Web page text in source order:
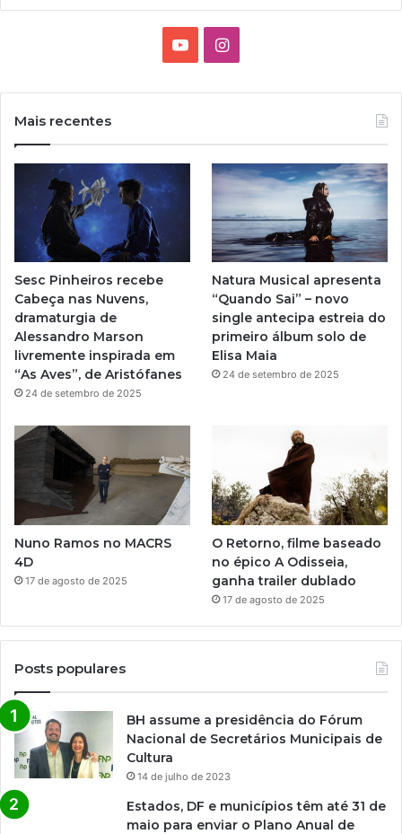
e
I
g
r
a
m
Mais recentes
Sesc Pinheiros recebe
Cabeça nas Nuvens,
dramaturgia de
Alessandro Marson
livremente inspirada em
“As Aves”, de Aristófanes
24 de setembro de 2025
Natura Musical apresenta
“Quando Sai” – novo
single antecipa estreia do
primeiro álbum solo de
Elisa Maia
24 de setembro de 2025
Nuno Ramos no MACRS
4D
17 de agosto de 2025
O Retorno, filme baseado
no épico A Odisseia,
ganha trailer dublado
17 de agosto de 2025
Posts populares
BH assume a presidência do Fórum
Nacional de Secretários Municipais de
Cultura
14 de julho de 2023
Estados, DF e municípios têm até 31 de
maio para enviar o Plano Anual de